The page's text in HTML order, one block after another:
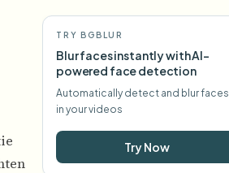
TRY BGBLUR
Blur faces instantly with AI-
powered face detection
Automatically detect and blur faces
in your videos
Try Now